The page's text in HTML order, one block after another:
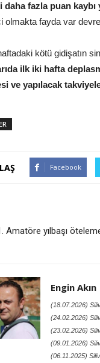
daha fazla puan kaybı
olmakta fayda var
kötü gidişatın
ilk iki hafta
ve yapılacak
Facebook
Amatöre yılbaşı
Engin Akın
(18.07.2026)
(24.02.2026)
(23.02.2026)
(09.01.2026)
(06.11.2025)